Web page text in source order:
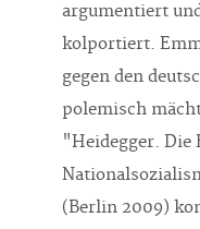
argumentiert
kolportiert.
gegen den
polemisch
"Heidegger. Die
(Berlin 2009)